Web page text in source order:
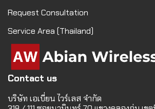
Request Consultation
Service Area (Thailand)
Contact us
บริษัท เอเบี่ยน ไวร์เลส จำกัด